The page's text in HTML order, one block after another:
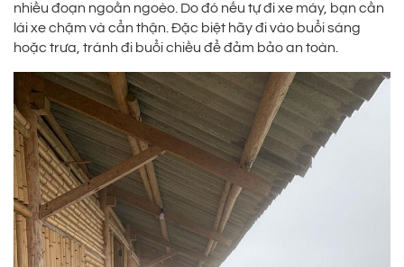
nhiều đoạn ngoằn ngoèo. Do đó nếu tự đi xe máy, bạn cần
lái xe chậm và cẩn thận. Đặc biệt hãy đi vào buổi sáng
hoặc trưa, tránh đi buổi chiều để đảm bảo an toàn.